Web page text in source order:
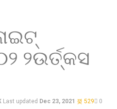
୨ଉର୍ତ୍କସ
Last updated Dec 23, 2021 529 0